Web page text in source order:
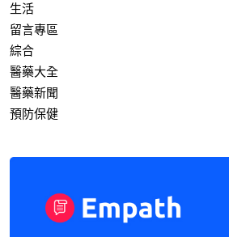
生活
留言專區
綜合
醫藥大全
醫藥新聞
預防保健